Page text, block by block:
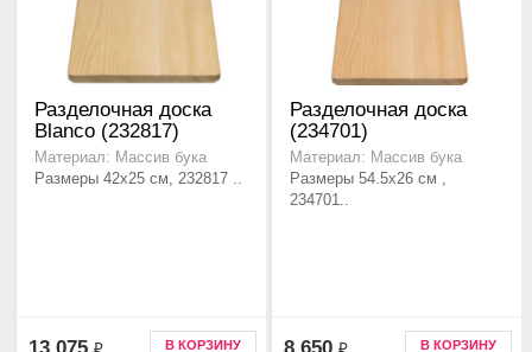
Разделочная доска
Blanco (232817)
Материал: Массив бука
Размеры 42x25 см, 232817 ..
В КОРЗИНУ
Разделочная доска
(234701)
Материал: Массив бука
Размеры 54.5x26 см ,
234701..
В КОРЗИНУ